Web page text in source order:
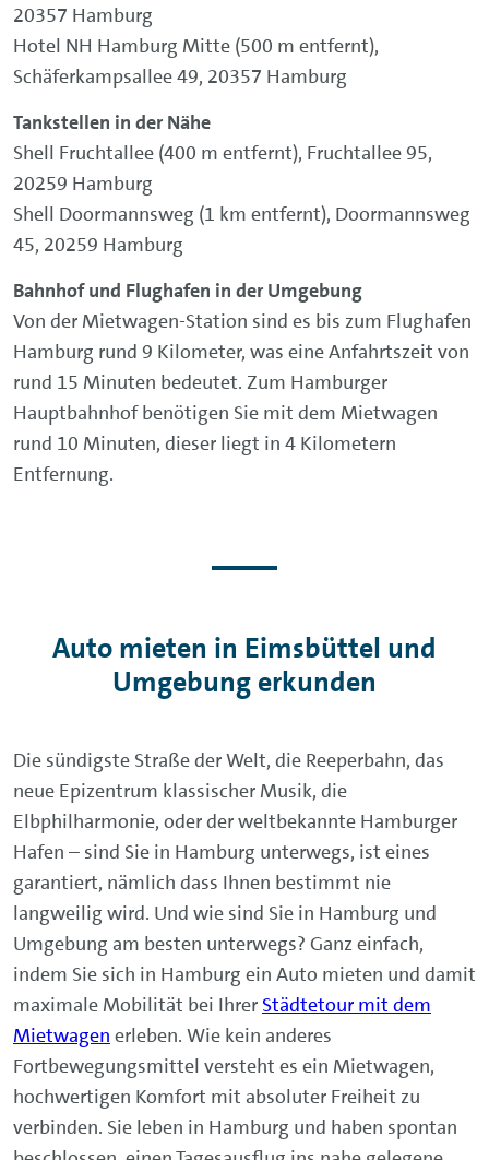
20357 Hamburg
Hotel NH Hamburg Mitte (500 m entfernt),
Schäferkampsallee 49, 20357 Hamburg
Tankstellen in der Nähe
Shell Fruchtallee (400 m entfernt), Fruchtallee 95,
20259 Hamburg
Shell Doormannsweg (1 km entfernt), Doormannsweg
45, 20259 Hamburg
Bahnhof und Flughafen in der Umgebung
Von der Mietwagen-Station sind es bis zum Flughafen
Hamburg rund 9 Kilometer, was eine Anfahrtszeit von
rund 15 Minuten bedeutet. Zum Hamburger
Hauptbahnhof benötigen Sie mit dem Mietwagen
rund 10 Minuten, dieser liegt in 4 Kilometern
Entfernung.
Auto mieten in Eimsbüttel und
Umgebung erkunden
Die sündigste Straße der Welt, die Reeperbahn, das
neue Epizentrum klassischer Musik, die
Elbphilharmonie, oder der weltbekannte Hamburger
Hafen – sind Sie in Hamburg unterwegs, ist eines
garantiert, nämlich dass Ihnen bestimmt nie
langweilig wird. Und wie sind Sie in Hamburg und
Umgebung am besten unterwegs? Ganz einfach,
indem Sie sich in Hamburg ein Auto mieten und damit
maximale Mobilität bei Ihrer Städtetour mit dem
Mietwagen erleben. Wie kein anderes
Fortbewegungsmittel versteht es ein Mietwagen,
hochwertigen Komfort mit absoluter Freiheit zu
verbinden. Sie leben in Hamburg und haben spontan